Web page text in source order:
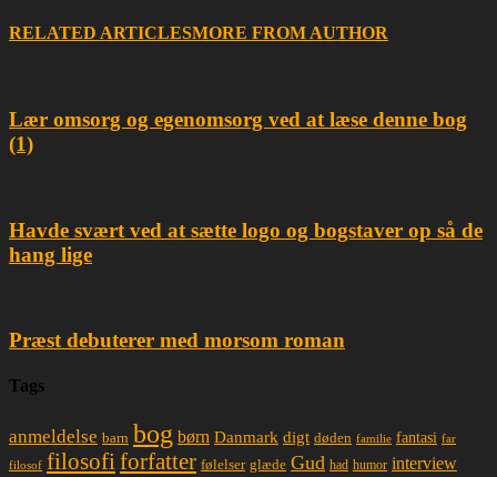
RELATED ARTICLESMORE FROM AUTHOR
Lær omsorg og egenomsorg ved at læse denne bog
(1)
Havde svært ved at sætte logo og bogstaver op så de
hang lige
Præst debuterer med morsom roman
Tags
anmeldelse barn bog børn Danmark digt døden familie fantasi far
filosof filosofiforfatter følelser glæde Gud had humor interview